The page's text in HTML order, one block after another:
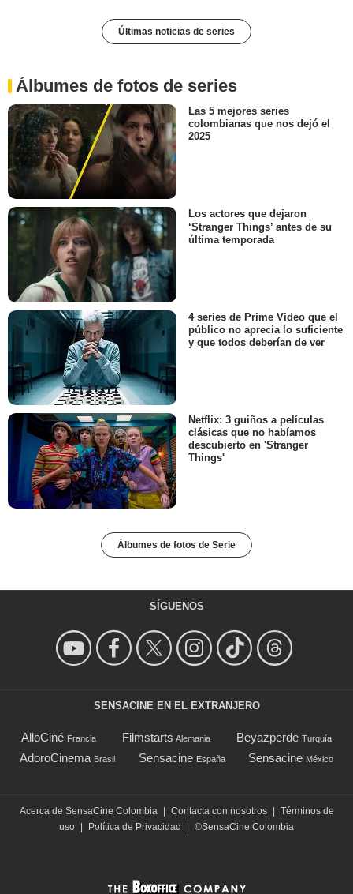
Últimas noticias de series
Álbumes de fotos de series
Las 5 mejores series
colombianas que nos dejó el
2025
Los actores que dejaron
‘Stranger Things’ antes de su
última temporada
4 series de Prime Video que el
público no aprecia lo suficiente
y que todos deberían de ver
Netflix: 3 guiños a películas
clásicas que no habíamos
descubierto en 'Stranger
Things'
Álbumes de fotos de Serie
SÍGUENOS
SENSACINE EN EL EXTRANJERO
AlloCiné Francia Filmstarts Alemania Beyazperde Turquía
AdoroCinema Brasil Sensacine España Sensacine México
Acerca de SensaCine Colombia | Contacta con nosotros | Términos de
uso | Política de Privacidad | ©SensaCine Colombia